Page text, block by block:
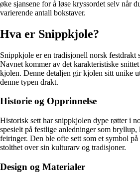
øke sjansene for å løse kryssordet selv når
varierende antall bokstaver.
Hva er Snippkjole?
Snippkjole er en tradisjonell norsk festdrakt
Navnet kommer av det karakteristiske
kjolen. Denne detaljen gir kjolen sitt unike
denne typen drakt.
Historie og Opprinnelse
Historisk sett har snippkjolen dype røtter i
spesielt på festlige anledninger som
feiringer. Den ble ofte sett som et symbol
stolthet over sin kulturarv og tradisjoner.
Design og Materialer